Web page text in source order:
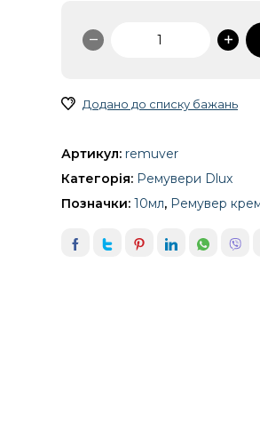
Ремувер
кількість
Додано до списку бажань
Артикул: remuver
Категорія: Ремувери Dlux
Позначки: 10мл, Ремувер